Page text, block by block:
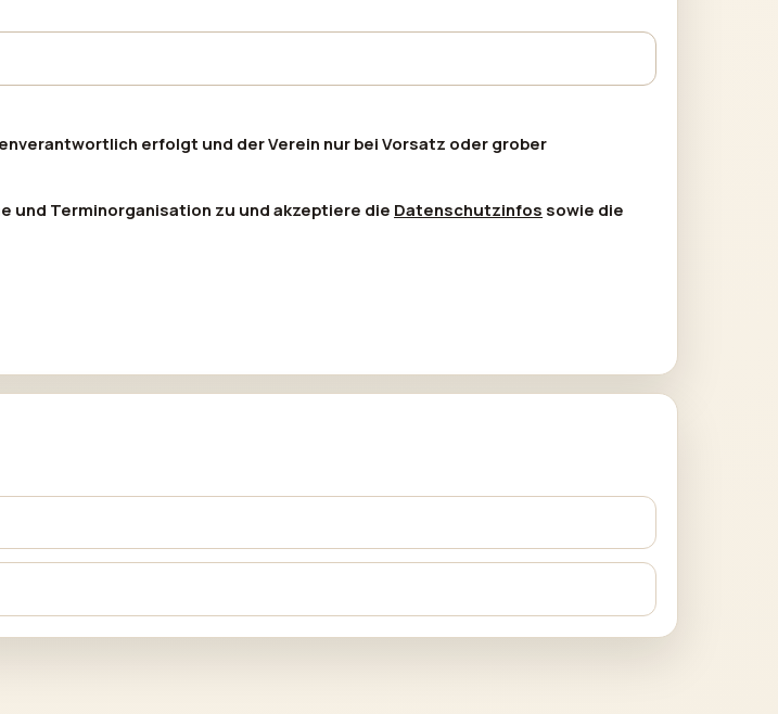
erfolgt und der Verein nur bei Vorsatz oder grober
und Terminorganisation zu und akzeptiere die Datenschutzinfos sowie die